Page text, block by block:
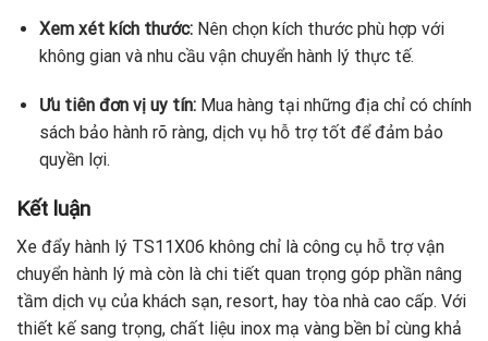
Xem xét kích thước:Nên chọn kích thước phù hợp với
không gian và nhu cầu vận chuyển hành lý thực tế.
Ưu tiên đơn vị uy tín:Mua hàng tại những địa chỉ có chính
sách bảo hành rõ ràng, dịch vụ hỗ trợ tốt để đảm bảo
quyền lợi.
Kết luận
Xe đẩy hành lý TS11X06 không chỉ là công cụ hỗ trợ vận
chuyển hành lý mà còn là chi tiết quan trọng góp phần nâng
tầm dịch vụ của khách sạn, resort, hay tòa nhà cao cấp. Với
thiết kế sang trọng, chất liệu inox mạ vàng bền bỉ cùng khả